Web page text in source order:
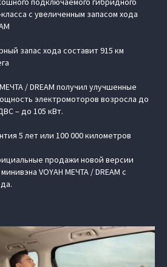
с увеличенным запасом хода
запас хода составит 915 км
/ DREAM получил улучшенные
электромоторов возросла до
– до 105 кВт.
5 лет или 100 000 километров
продажи новой версии
VOYAH МЕЧТА / DREAM с